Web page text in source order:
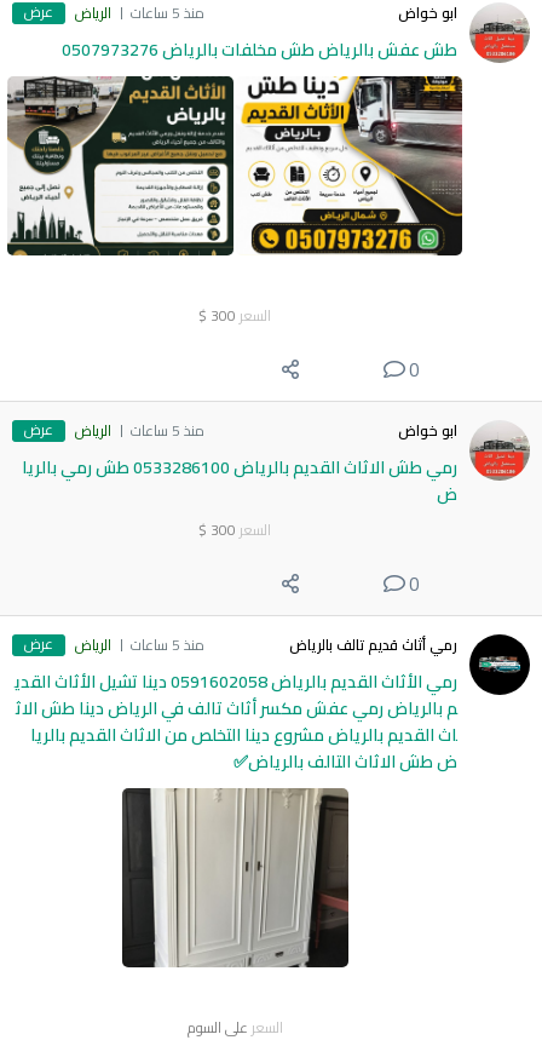
ابو خواض منذ 5 ساعات الرياض عرض
طش عفش بالرياض طش مخلفات بالرياض 0507973276
السعر 300
$
0
ابو خواض منذ 5 ساعات الرياض عرض
رمي طش الاثاث القديم بالرياض 0533286100 طش رمي بالريا
ض
السعر 300
$
0
رمي أثاث قديم تالف بالرياض منذ 5 ساعات الرياض عرض
رمي الأثاث القديم بالرياض 0591602058 دينا تشيل الأثاث القدي
م بالرياض رمي عفش مكسر أثاث تالف في الرياض دينا طش الاث
اث القديم بالرياض مشروع دينا التخلص من الاثاث القديم بالريا
ض طش الاثاث التالف بالرياض✅
السعر على السوم